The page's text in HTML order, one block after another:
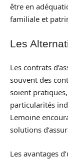
être en
familiale et
Les
Les contrats
souvent des
soient
particularités
Lemoine
solutions
Les avantages